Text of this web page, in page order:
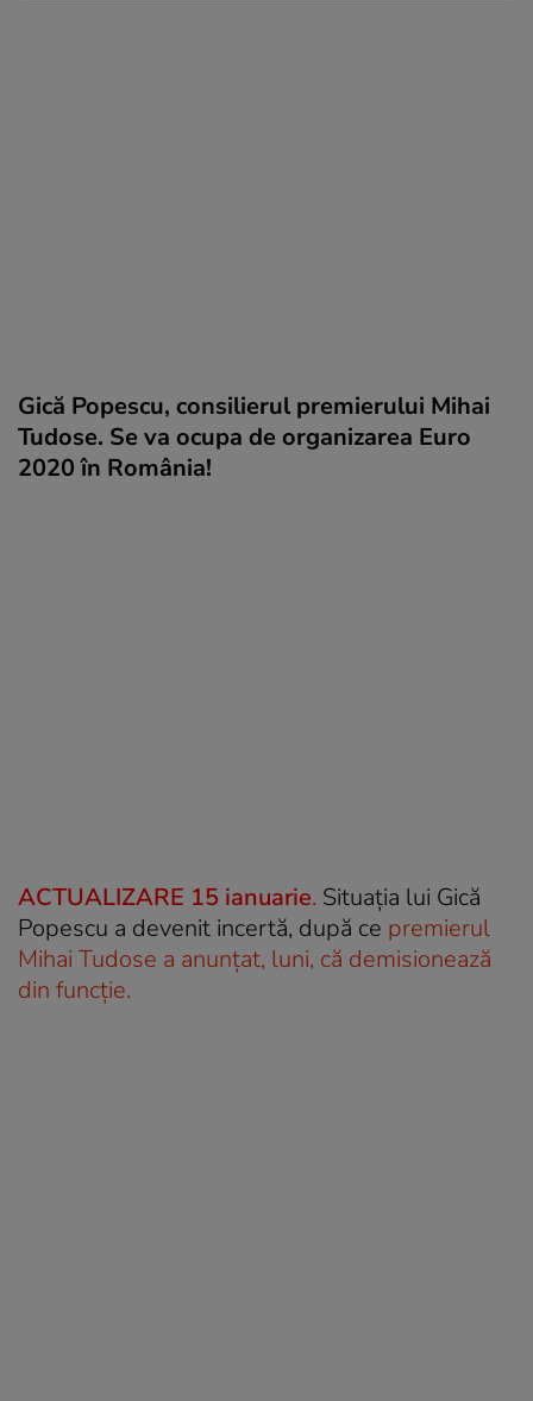
Gică Popescu, consilierul premierului Mihai
Tudose. Se va ocupa de organizarea Euro
2020 în România!
ACTUALIZARE 15 ianuarie. Situația lui Gică
Popescu a devenit incertă, după ce premierul
Mihai Tudose a anunțat, luni, că demisionează
din funcție.